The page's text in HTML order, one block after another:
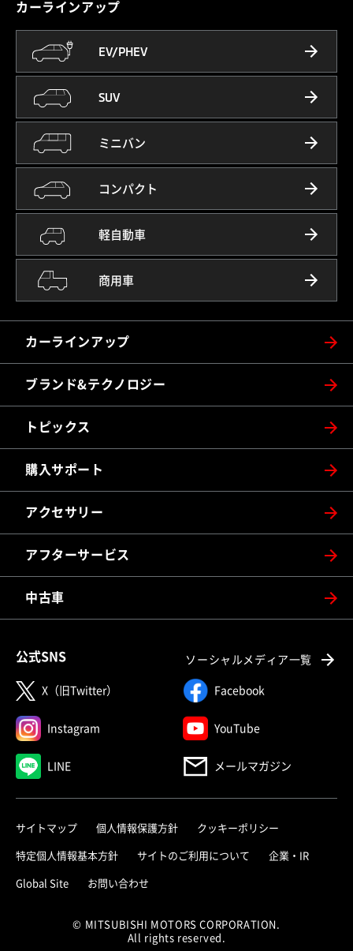
カーラインアップ
カーラインアップ
EV/PHEV
SUV
ミニバン
コンパクト
軽自動車
商用車
ブランド&テクノロジー
トピックス
購入サポート
アクセサリー
アフターサービス
中古車
公式SNS ソーシャルメディア一覧
X（旧Twitter） Facebook
Instagram YouTube
LINE メールマガジン
サイトマップ 個人情報保護方針 クッキーポリシー
特定個人情報基本方針 サイトのご利用について 企業・IR
Global Site お問い合わせ
© MITSUBISHI MOTORS CORPORATION.
All rights reserved.